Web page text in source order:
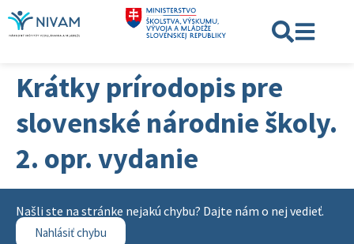
Krátky prírodopis pre
slovenské národnie školy.
2. opr. vydanie
Našli ste na stránke nejakú chybu? Dajte nám o nej vedieť.
Nahlásiť chybu